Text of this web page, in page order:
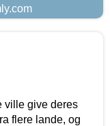
ville give deres
flere lande, og